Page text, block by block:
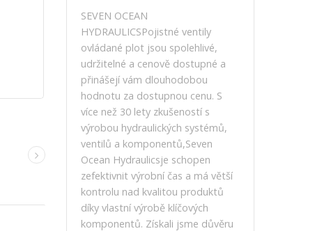
SEVEN OCEAN
HYDRAULICSPojistné ventily
ovládané plot jsou spolehlivé,
udržitelné a cenově dostupné a
přinášejí vám dlouhodobou
hodnotu za dostupnou cenu. S
více než 30 lety zkušeností s
výrobou hydraulických systémů,
ventilů a komponentů,Seven
Ocean Hydraulicsje schopen
zefektivnit výrobní čas a má větší
kontrolu nad kvalitou produktů
díky vlastní výrobě klíčových
komponentů. Získali jsme důvěru